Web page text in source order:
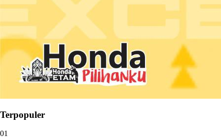
Terpopuler
01